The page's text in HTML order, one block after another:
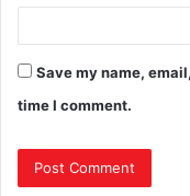
Save my name,
time I comment.